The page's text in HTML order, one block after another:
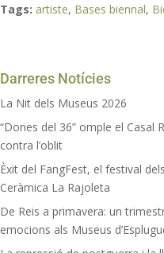
Tags: artiste, Bases biennal,
Darreres Notícies
La Nit dels Museus 2026
“Dones del 36” omple el
contra l’oblit
Èxit del FangFest, el festival
Ceràmica La Rajoleta
De Reis a primavera: un
emocions als Museus